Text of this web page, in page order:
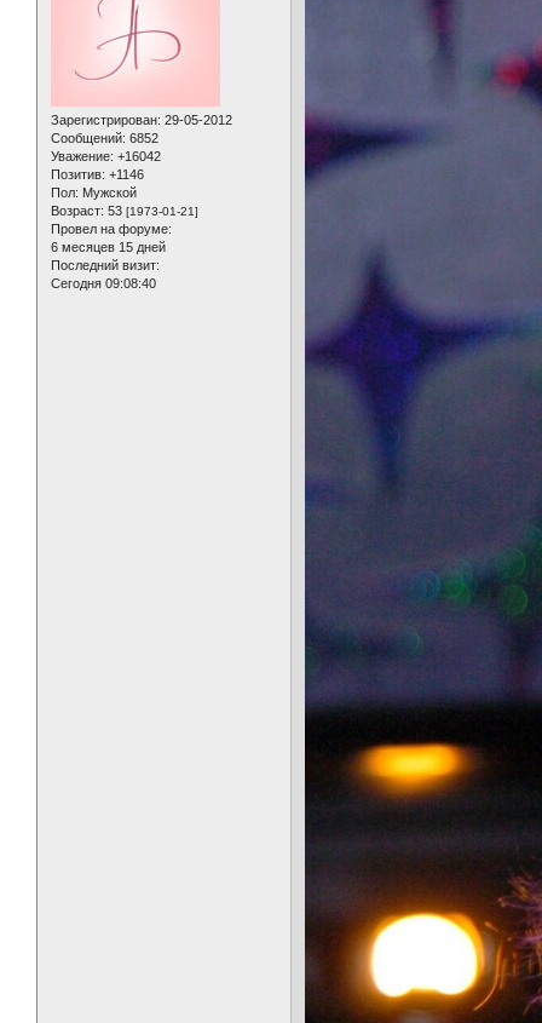
Зарегистрирован: 29-05-2012
Сообщений: 6852
Уважение: +16042
Позитив: +1146
Пол: Мужской
Возраст: 53 [1973-01-21]
Провел на форуме:
6 месяцев 15 дней
Последний визит:
Сегодня 09:08:40